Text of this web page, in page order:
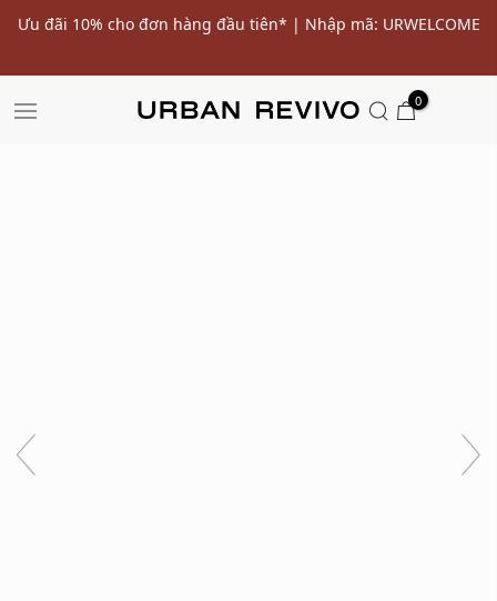
Ưu đãi 10% cho đơn hàng đầu tiên* | Nhập mã: URWELCOME
0
SALE